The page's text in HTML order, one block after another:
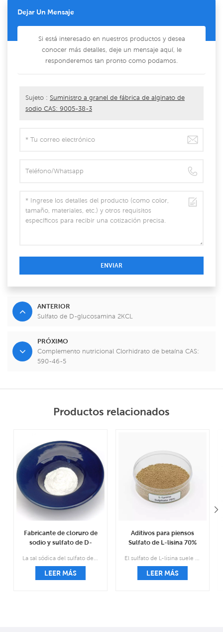
Dejar Un Mensaje
Si está interesado en nuestros productos y desea
conocer más detalles, deje un mensaje aquí, le
responderemos tan pronto como podamos.
Sujeto : Suministro a granel de fábrica de alginato de
sodio CAS: 9005-38-3
ENVIAR
ANTERIOR
Sulfato de D-glucosamina 2KCL
PRÓXIMO
Complemento nutricional Clorhidrato de betaína CAS:
590-46-5
Productos relacionados
Fabricante de cloruro de
sodio y sulfato de D-
05-7
LEER MÁS
Aditivos para piensos
Sulfato de L-lisina 70%
CAS 60343-69-3
LEER MÁS